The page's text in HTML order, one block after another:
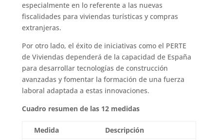
especialmente en lo referente a las nuevas
fiscalidades para viviendas turísticas y compras
extranjeras.
Por otro lado, el éxito de iniciativas como el PERTE
de Viviendas dependerá de la capacidad de España
para desarrollar tecnologías de construcción
avanzadas y fomentar la formación de una fuerza
laboral adaptada a estas innovaciones.
Cuadro resumen de las 12 medidas
Medida
Descripción